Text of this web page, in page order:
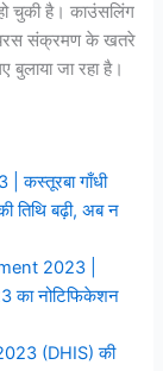
चुकी है। काउंसलिंग
संक्रमण के खतरे
जा रहा है।
कस्तूरबा गाँधी
तिथि बढ़ी, अब न
2023 |
का नोटिफिकेशन
(DHIS) की